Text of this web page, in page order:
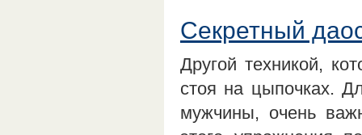
Секретный
Другой техникой,
стоя на цыпочках.
мужчины, очень